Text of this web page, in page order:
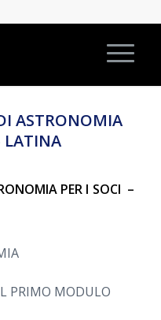
ASTRONOMIA
LATINA
PER I SOCI –
PRIMO MODULO